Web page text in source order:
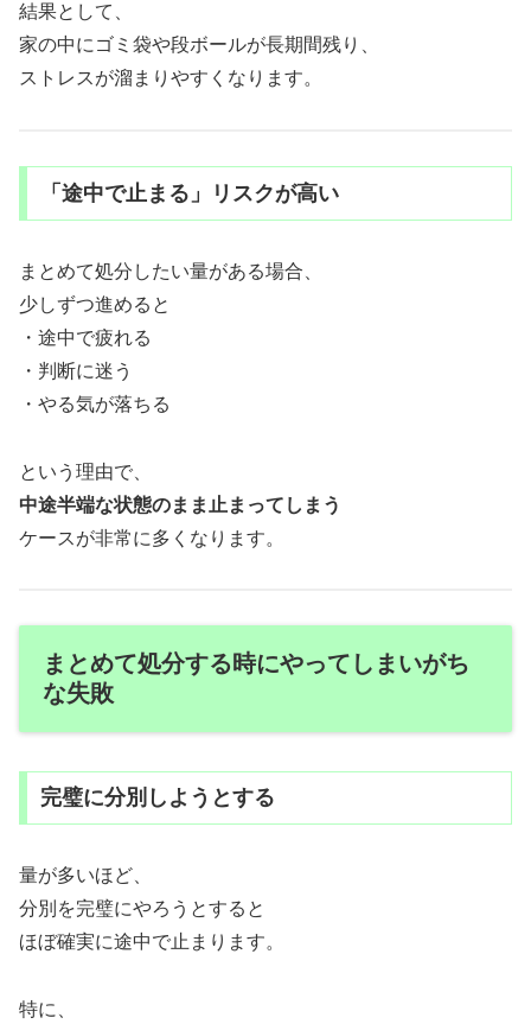
結果として、
家の中にゴミ袋や段ボールが長期間残り、
ストレスが溜まりやすくなります。
「途中で止まる」リスクが高い
まとめて処分したい量がある場合、
少しずつ進めると
・途中で疲れる
・判断に迷う
・やる気が落ちる
という理由で、
中途半端な状態のまま止まってしまう
ケースが非常に多くなります。
まとめて処分する時にやってしまいがち
な失敗
完璧に分別しようとする
量が多いほど、
分別を完璧にやろうとすると
ほぼ確実に途中で止まります。
特に、